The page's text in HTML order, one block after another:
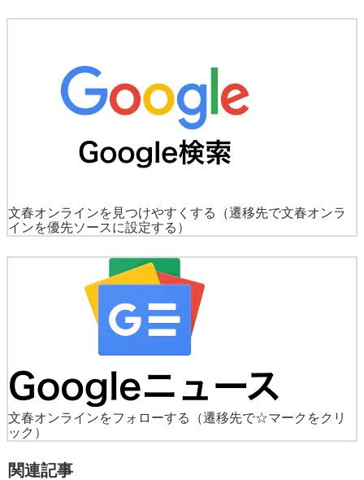
文春オンラインを見つけやすくする
（遷移先で文春オンラ
インを優先ソースに設定する）
文春オンラインをフォローする
（遷移先で☆マークをクリ
ック）
関連記事